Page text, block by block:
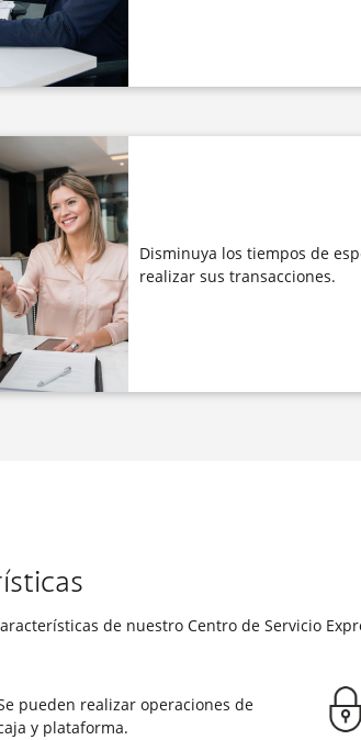
Disminuya los tiempos de
realizar sus transacciones.
de nuestro Centro de Servicio
pueden realizar operaciones de
y plataforma.